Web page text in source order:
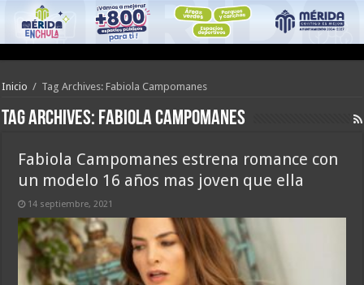
Inicio / Tag Archives: Fabiola Campomanes
Tag Archives: Fabiola Campomanes
Fabiola Campomanes estrena romance con
un modelo 16 años mas joven que ella
14 septiembre, 2021